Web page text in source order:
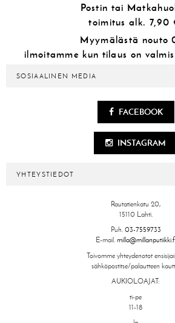
Postin tai
toimitus alk. 7,90
Myymälästä nouto
ilmoitamme kun tilaus on
SOSIAALINEN MEDIA
FACEBOOK
INSTAGRAM
YHTEYSTIEDOT
Rautatienkatu 20,
15110 Lahti.
Puh. 03-7559733
E-mail.
Toivomme yhteydenotot
sähköpostitse/palautteen
AUKIOLOAJAT:
ti-pe
11-18